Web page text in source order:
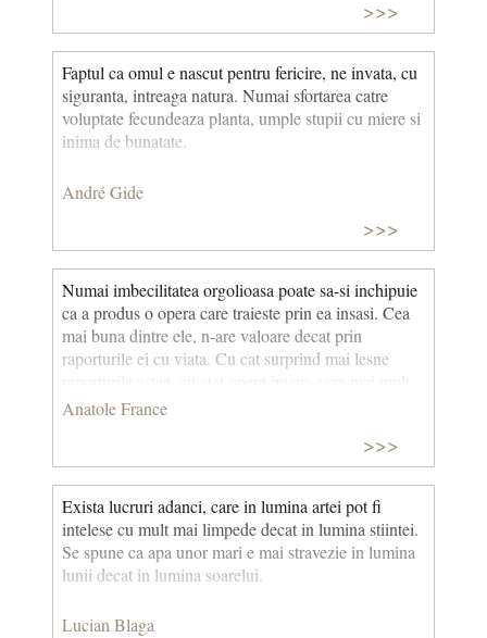
>>>
Faptul ca omul e nascut pentru fericire, ne invata, cu
siguranta, intreaga natura. Numai sfortarea catre
voluptate fecundeaza planta, umple stupii cu miere si
inima de bunatate.
André Gide
>>>
Numai imbecilitatea orgolioasa poate sa-si inchipuie
ca a produs o opera care traieste prin ea insasi. Cea
mai buna dintre ele, n-are valoare decat prin
raporturile ei cu viata. Cu cat surprind mai lesne
Anatole France
>>>
Exista lucruri adanci, care in lumina artei pot fi
intelese cu mult mai limpede decat in lumina stiintei.
Se spune ca apa unor mari e mai stravezie in lumina
lunii decat in lumina soarelui.
Lucian Blaga